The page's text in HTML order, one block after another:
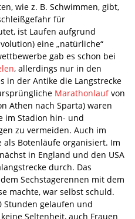
wie z. B. Schwimmen, gibt,
für
ist Laufen aufgrund
eine „natürliche“
gab es schon bei
, allerdings nur in den
in der Antike die Langstrecke
Marathonlaufvon
Athen nach Sparta) waren
im Stadion hin- und
zu vermeiden. Auch im
Botenläufe organisiert. Im
in England und den USA
durch. Das
Sechstagerennen mit dem
machte, war selbst schuld.
Stunden gelaufen und
Seltenheit, auch Frauen